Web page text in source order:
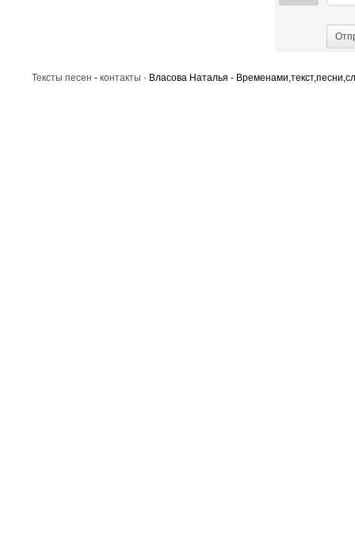
Тексты песен - контакты · Власова Наталья -